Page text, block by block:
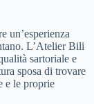
un’esperienza
L’Atelier Bili
sartoriale e
sposa di trovare
e le proprie